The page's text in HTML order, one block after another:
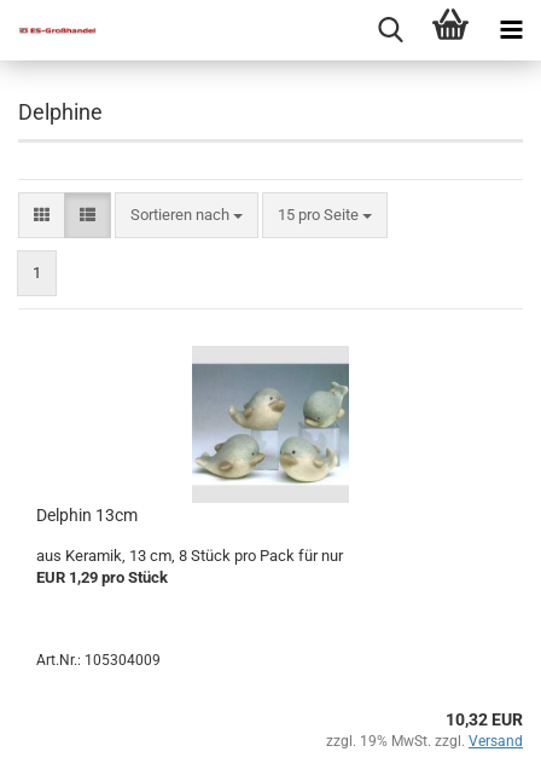
Delphine
Sortieren nach 15 pro Seite
1
Delphin 13cm
aus Keramik, 13 cm, 8 Stück pro Pack für nur
EUR 1,29 pro Stück
Art.Nr.: 105304009
10,32 EUR
zzgl. 19% MwSt. zzgl. Versand